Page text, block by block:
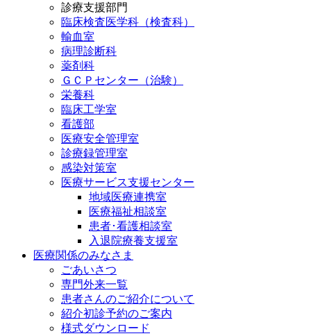
診療支援部門
臨床検査医学科（検査科）
輸血室
病理診断科
薬剤科
ＧＣＰセンター（治験）
栄養科
臨床工学室
看護部
医療安全管理室
診療録管理室
感染対策室
医療サービス支援センター
地域医療連携室
医療福祉相談室
患者･看護相談室
入退院療養支援室
医療関係のみなさま
ごあいさつ
専門外来一覧
患者さんのご紹介について
紹介初診予約のご案内
様式ダウンロード